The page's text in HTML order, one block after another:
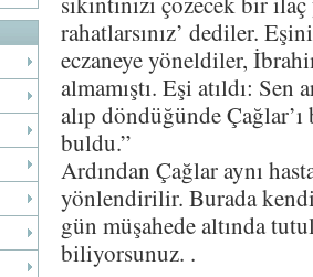
rahatlarsınız’ dediler.
eczaneye yöneldiler,
almamıştı. Eşi atıldı: Sen
alıp döndüğünde
buldu.”
Ardından Çağlar aynı
yönlendirilir. Burada
gün müşahede altında
biliyorsunuz. .